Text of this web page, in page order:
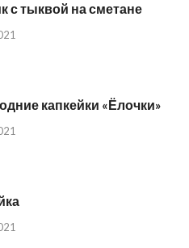
с тыквой на сметане
капкейки «Ёлочки»